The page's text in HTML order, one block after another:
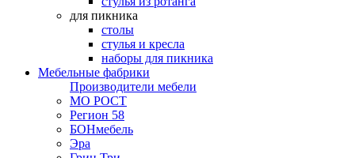
для пикника
столы
стулья и кресла
наборы для пикника
Мебельные фабрики
Производители мебели
МО РОСТ
Регион 58
БОНмебель
Эра